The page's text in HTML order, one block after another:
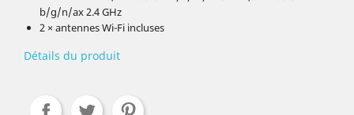
b/g/n/ax 2.4 GHz
2 × antennes Wi-Fi incluses
Détails du produit